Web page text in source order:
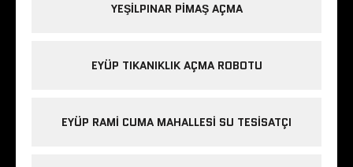
YEŞILPINAR PIMAŞ AÇMA
EYÜP TIKANIKLIK AÇMA ROBOTU
EYÜP RAMI CUMA MAHALLESI SU TESISATÇI